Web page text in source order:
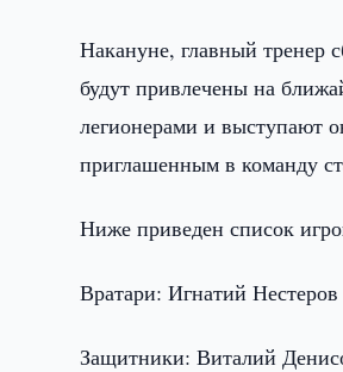
Накануне, главный тренер
будут привлечены на
легионерами и выступают
приглашенным в команду
Ниже приведен список
Вратари: Игнатий
Защитники: Виталий